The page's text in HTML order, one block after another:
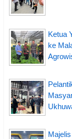
Ketua
ke